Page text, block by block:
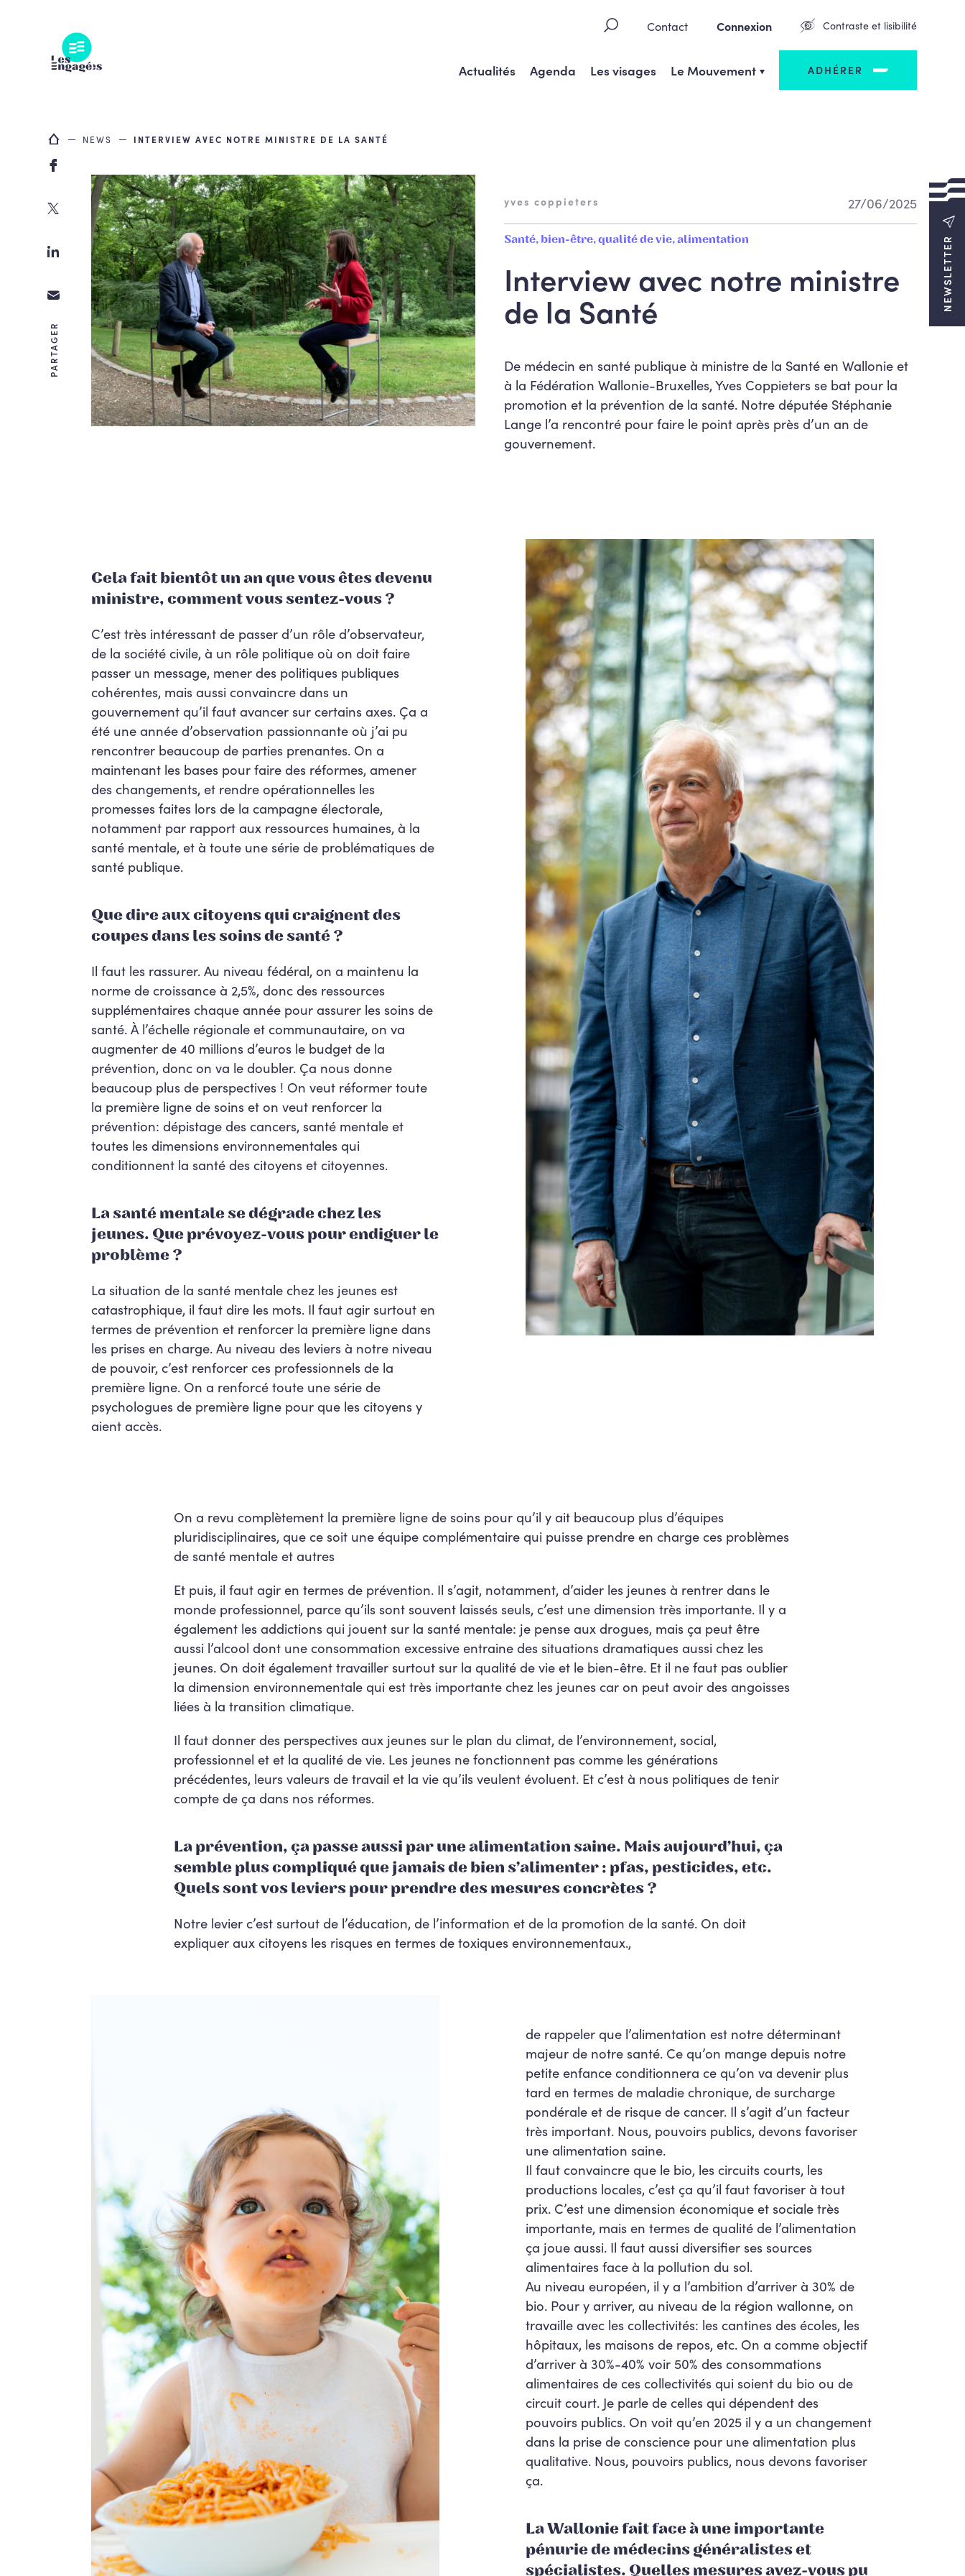
Contact Connexion Contraste et lisibilité
Actualités Agenda Les visages Le Mouvement ADHÉRER
NEWSLETTER
PARTAGER
NEWS INTERVIEW AVEC NOTRE MINISTRE DE LA SANTÉ
27/06/2025
Santé, bien-être, qualité de vie, alimentation
yves coppieters
Interview avec notre ministre
de la Santé
De médecin en santé publique à ministre de la Santé en Wallonie et
à la Fédération Wallonie-Bruxelles, Yves Coppieters se bat pour la
promotion et la prévention de la santé. Notre députée Stéphanie
Lange l’a rencontré pour faire le point après près d’un an de
gouvernement.
Celafait bientôt un an que vous êtesdevenu
ministre, comment vous sentez-vous ?
C’est très intéressant de passer d’un rôle d’observateur,
de la société civile, à un rôle politique où on doit faire
passer un message, mener des politiques publiques
cohérentes, mais aussi convaincre dans un
gouvernement qu’il faut avancer sur certains axes. Ça a
été une année d’observation passionnante où j’ai pu
rencontrer beaucoup de parties prenantes. On a
maintenant les bases pour faire des réformes, amener
des changements, et rendre opérationnelles les
promesses faites lors de la campagne électorale,
notamment par rapport aux ressources humaines, à la
santé mentale, et à toute une série de problématiques de
santé publique.
Quedire aux citoyens qui craignent des
coupes dans les soins de santé ?
Il faut les rassurer. Au niveau fédéral, on a maintenu la
norme de croissance à 2,5%, donc des ressources
supplémentaires chaque année pour assurer les soins de
santé. À l’échelle régionale et communautaire, on va
augmenter de 40 millions d’euros le budget de la
prévention, donc on va le doubler. Ça nous donne
beaucoup plus de perspectives ! On veut réformer toute
la première ligne de soins et on veut renforcer la
prévention: dépistage des cancers, santé mentale et
toutes les dimensions environnementales qui
conditionnent la santé des citoyens et citoyennes.
Lasanté mentale se dégrade chez les
jeunes. Que prévoyez-vous pourendiguer le
problème ?
La situation de la santé mentale chez les jeunes est
catastrophique, il faut dire les mots. Il faut agir surtout en
termes de prévention et renforcer la première ligne dans
les prises en charge. Au niveau des leviers à notre niveau
de pouvoir, c’est renforcer ces professionnels de la
première ligne. On a renforcé toute une série de
psychologues de première ligne pour que les citoyens y
aient accès.
On a revu complètement la première ligne de soins pour qu’il y ait beaucoup plus d’équipes
pluridisciplinaires, que ce soit une équipe complémentaire qui puisse prendre en charge ces problèmes
de santé mentale et autres
Et puis, il faut agir en termes de prévention. Il s’agit, notamment, d’aider les jeunes à rentrer dans le
monde professionnel, parce qu’ils sont souvent laissés seuls, c’est une dimension très importante. Il y a
également les addictions qui jouent sur la santé mentale: je pense aux drogues, mais ça peut être
aussi l’alcool dont une consommation excessive entraine des situations dramatiques aussi chez les
jeunes. On doit également travailler surtout sur la qualité de vie et le bien-être. Et il ne faut pas oublier
la dimension environnementale qui est très importante chez les jeunes car on peut avoir des angoisses
liées à la transition climatique.
Il faut donner des perspectives aux jeunes sur le plan du climat, de l’environnement, social,
professionnel et et la qualité de vie. Les jeunes ne fonctionnent pas comme les générations
précédentes, leurs valeurs de travail et la vie qu’ils veulent évoluent. Et c’est à nous politiques de tenir
compte de ça dans nos réformes.
La prévention, ça passe aussi par une alimentation saine. Mais aujourd’hui, ça
semble plus compliqué que jamais de bien s’alimenter : pfas, pesticides, etc.
Quels sont vos leviers pour prendre des mesures concrètes ?
Notre levier c’est surtout de l’éducation, de l’information et de la promotion de la santé. On doit
expliquer aux citoyens les risques en termes de toxiques environnementaux.,
de rappeler que l’alimentation est notre déterminant
majeur de notre santé. Ce qu’on mange depuis notre
petite enfance conditionnera ce qu’on va devenir plus
tard en termes de maladie chronique, de surcharge
pondérale et de risque de cancer. Il s’agit d’un facteur
très important. Nous, pouvoirs publics, devons favoriser
une alimentation saine.
Il faut convaincre que le bio, les circuits courts, les
productions locales, c’est ça qu’il faut favoriser à tout
prix. C’est une dimension économique et sociale très
importante, mais en termes de qualité de l’alimentation
ça joue aussi. Il faut aussi diversifier ses sources
alimentaires face à la pollution du sol.
Au niveau européen, il y a l’ambition d’arriver à 30% de
bio. Pour y arriver, au niveau de la région wallonne, on
travaille avec les collectivités: les cantines des écoles, les
hôpitaux, les maisons de repos, etc. On a comme objectif
d’arriver à 30%-40% voir 50% des consommations
alimentaires de ces collectivités qui soient du bio ou de
circuit court. Je parle de celles qui dépendent des
pouvoirs publics. On voit qu’en 2025 il y a un changement
dans la prise de conscience pour une alimentation plus
qualitative. Nous, pouvoirs publics, nous devons favoriser
ça.
La Wallonie fait face à une importante
pénurie de médecins généralistes et
spécialistes. Quelles mesures avez-vous pu